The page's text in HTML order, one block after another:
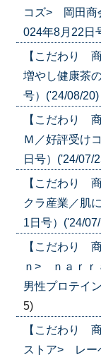
コズ> 岡田商
024年8月22日
【こだわり
増やし健康茶
号）('24/08/20)
【こだわり
Ｍ／好評受け
日号）('24/07/
【こだわり
クラ産業／肌
1日号）('24/
【こだわり
ｎ> ｎａｒｒ
男性プロテイ
5)
【こだわり
ストア> レー